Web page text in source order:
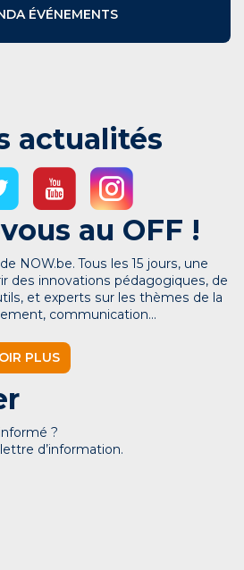
ÉVÉNEMENTS
actualités
au OFF !
NOW.be. Tous les 15 jours, une
des innovations pédagogiques, de
et experts sur les thèmes de la
communication…
PLUS
?
d’information.